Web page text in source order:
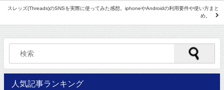
スレッズ(Threads)のSNSを実際に使ってみた感想。iphoneやAndroidの利用要件や使い方まと
め。
人気記事ランキング